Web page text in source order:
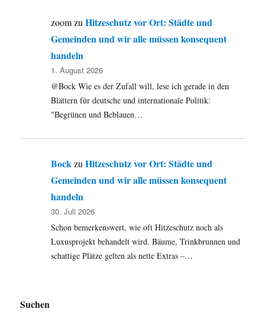
zoomzuHitzeschutz vor Ort: Städte und
Gemeinden und wir alle müssen konsequent
handeln
1. August 2026
@Bock Wie es der Zufall will, lese ich gerade in den
Blättern für deutsche und internationale Politik:
"Begrünen und Beblauen…
BockzuHitzeschutz vor Ort: Städte und
Gemeinden und wir alle müssen konsequent
handeln
30. Juli 2026
Schon bemerkenswert, wie oft Hitzeschutz noch als
Luxusprojekt behandelt wird. Bäume, Trinkbrunnen und
schattige Plätze gelten als nette Extras –…
Suchen